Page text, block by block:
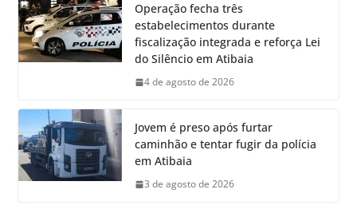
Operação fecha três
estabelecimentos durante
fiscalização integrada e reforça Lei
do Silêncio em Atibaia
4 de agosto de 2026
Jovem é preso após furtar
caminhão e tentar fugir da polícia
em Atibaia
3 de agosto de 2026